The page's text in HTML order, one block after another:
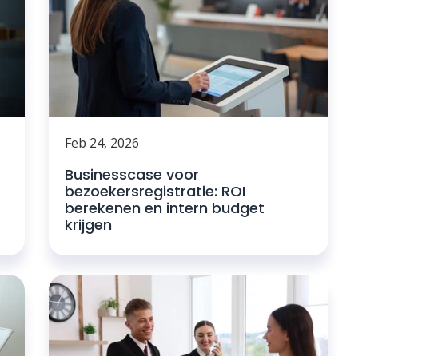
Feb 24, 2026
Businesscase voor
bezoekersregistratie: ROI
berekenen en intern budget
krijgen